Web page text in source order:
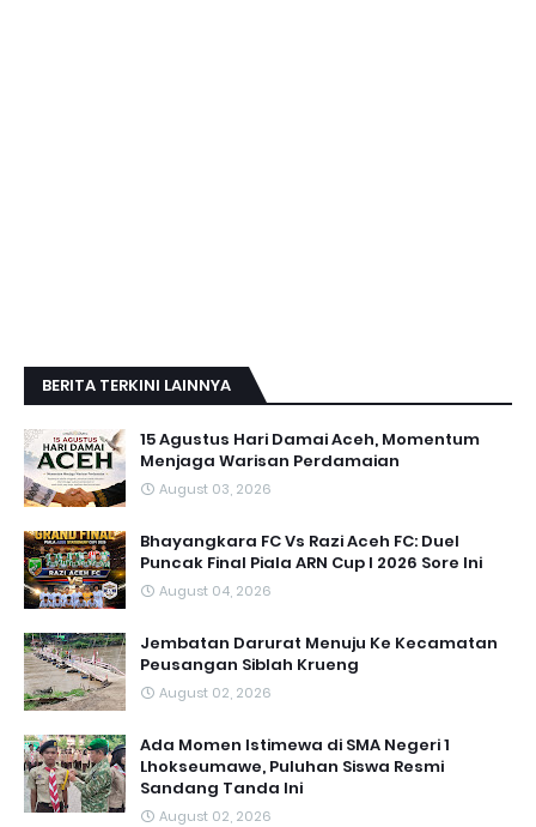
BERITA TERKINI LAINNYA
15 Agustus Hari Damai Aceh, Momentum
Menjaga Warisan Perdamaian
August 03, 2026
Bhayangkara FC Vs Razi Aceh FC: Duel
Puncak Final Piala ARN Cup I 2026 Sore Ini
August 04, 2026
Jembatan Darurat Menuju Ke Kecamatan
Peusangan Siblah Krueng
August 02, 2026
Ada Momen Istimewa di SMA Negeri 1
Lhokseumawe, Puluhan Siswa Resmi
Sandang Tanda Ini
August 02, 2026